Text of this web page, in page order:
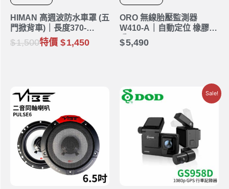
HIMAN 高週波防水車罩 (五
門掀背車)｜長度370-
440cm
1,500特價 1,450
ORO 無線胎壓監測器
W410-A｜自動定位 橡膠氣
嘴5,490
Sale!